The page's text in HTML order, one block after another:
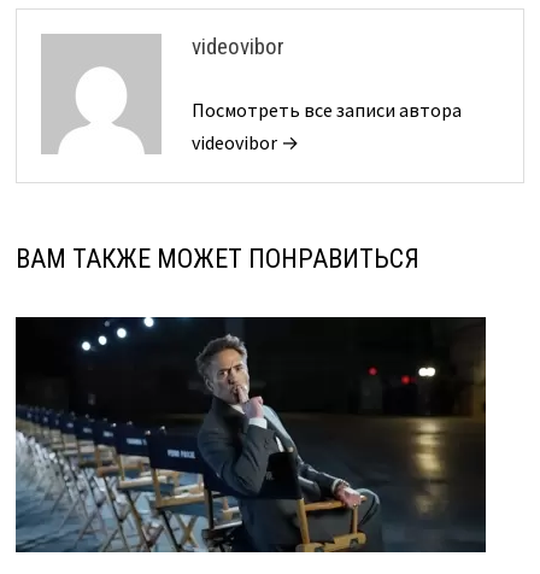
videovibor
Посмотреть все записи автора
videovibor →
ВАМ ТАКЖЕ МОЖЕТ ПОНРАВИТЬСЯ